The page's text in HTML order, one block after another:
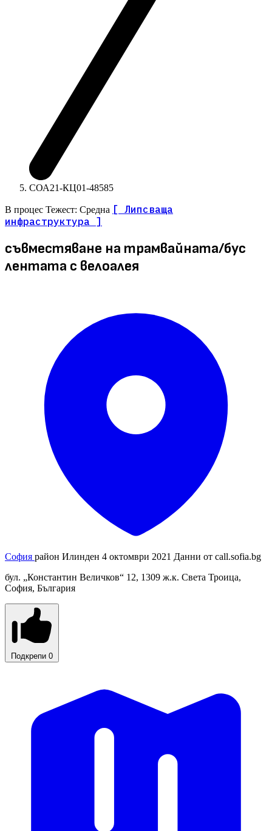
СОА21-КЦ01-48585
В процес Тежест: Средна [ Липсваща
инфраструктура ]
съвместяване на трамвайната/бус
лентата с велоалея
София район Илинден 4 октомври 2021 Данни от call.sofia.bg
бул. „Константин Величков“ 12, 1309 ж.к. Света Троица,
София, България
Подкрепи 0